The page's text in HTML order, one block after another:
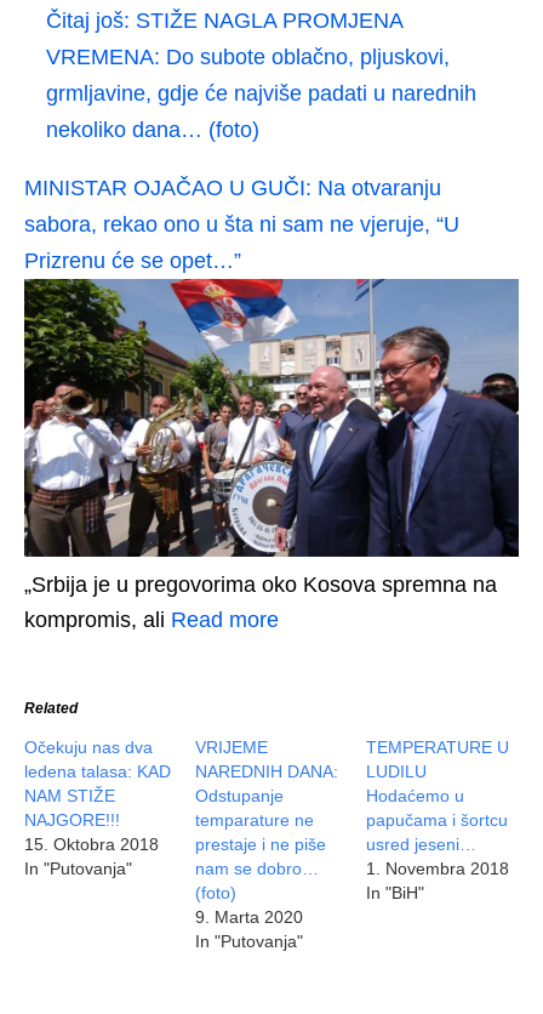
Čitaj još: STIŽE NAGLA PROMJENA
VREMENA: Do subote oblačno, pljuskovi,
grmljavine, gdje će najviše padati u narednih
nekoliko dana… (foto)
MINISTAR OJAČAO U GUČI: Na otvaranju
sabora, rekao ono u šta ni sam ne vjeruje, “U
Prizrenu će se opet…”
„Srbija je u pregovorima oko Kosova spremna na
kompromis, ali Read more
Related
Očekuju nas dva
ledena talasa: KAD
NAM STIŽE
NAJGORE!!!
15. Oktobra 2018
In "Putovanja"
VRIJEME
NAREDNIH DANA:
Odstupanje
temparature ne
prestaje i ne piše
nam se dobro…
(foto)
9. Marta 2020
In "Putovanja"
TEMPERATURE U
LUDILU
Hodaćemo u
papučama i šortcu
usred jeseni…
1. Novembra 2018
In "BiH"